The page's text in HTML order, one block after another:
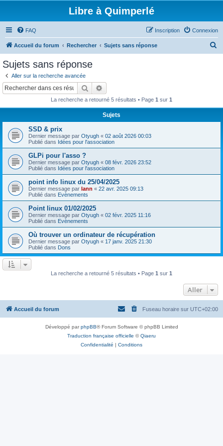
Libre à Quimperlé
FAQ Connexion
Inscription
Accueil du forum Rechercher Sujets sans réponse
Sujets sans réponse
Aller sur la recherche avancée
Rechercher
La recherche a retourné 5 résultats • Page 1 sur 1
Sujets
SSD & prix
Dernier message par Otyugh « 02 août 2026 00:03
Publié dans Idées pour l'association
GLPi pour l'asso ?
Dernier message par Otyugh « 08 févr. 2026 23:52
Publié dans Idées pour l'association
point info linux du 25/04/2025
Dernier message par lann « 22 avr. 2025 09:13
Publié dans Evènements
Point linux 01/02/2025
Dernier message par Otyugh « 02 févr. 2025 11:16
Publié dans Evènements
Où trouver un ordinateur de récupération
Dernier message par Otyugh « 17 janv. 2025 21:30
Publié dans Dons
La recherche a retourné 5 résultats • Page 1 sur 1
Aller
Accueil du forum Fuseau horaire sur UTC+02:00
Développé parphpBB® Forum Software © phpBB Limited
Traduction française officielle ©Qiaeru
Confidentialité | Conditions